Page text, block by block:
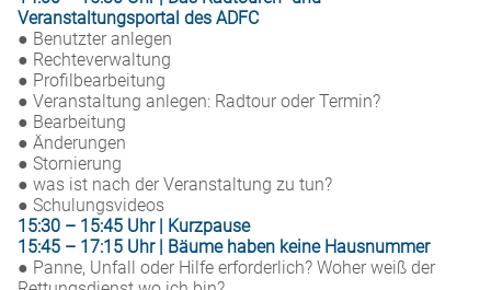
Veranstaltungsportal des ADFC
● Benutzter anlegen
● Rechteverwaltung
● Profilbearbeitung
● Veranstaltung anlegen: Radtour oder Termin?
● Bearbeitung
● Änderungen
● Stornierung
● was ist nach der Veranstaltung zu tun?
● Schulungsvideos
15:30 – 15:45 Uhr | Kurzpause
15:45 – 17:15 Uhr | Bäume haben keine Hausnummer
● Panne, Unfall oder Hilfe erforderlich? Woher weiß der